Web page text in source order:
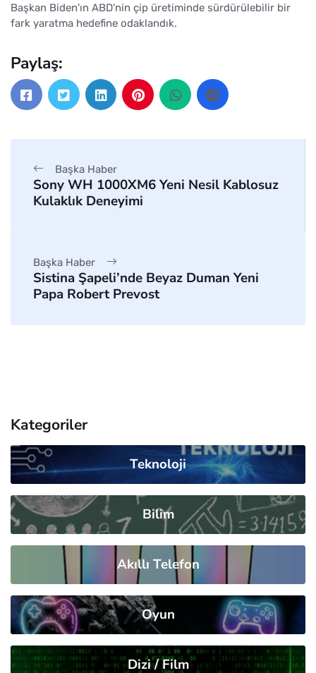
Başkan Biden'ın ABD'nin çip üretiminde sürdürülebilir bir
fark yaratma hedefine odaklandık.
Paylaş:
Başka Haber
Sony WH 1000XM6 Yeni Nesil Kablosuz
Kulaklık Deneyimi
Başka Haber
Sistina Şapeli’nde Beyaz Duman Yeni
Papa Robert Prevost
Kategoriler
Teknoloji
Bilim
Akıllı Telefon
Oyun
Dizi / Film